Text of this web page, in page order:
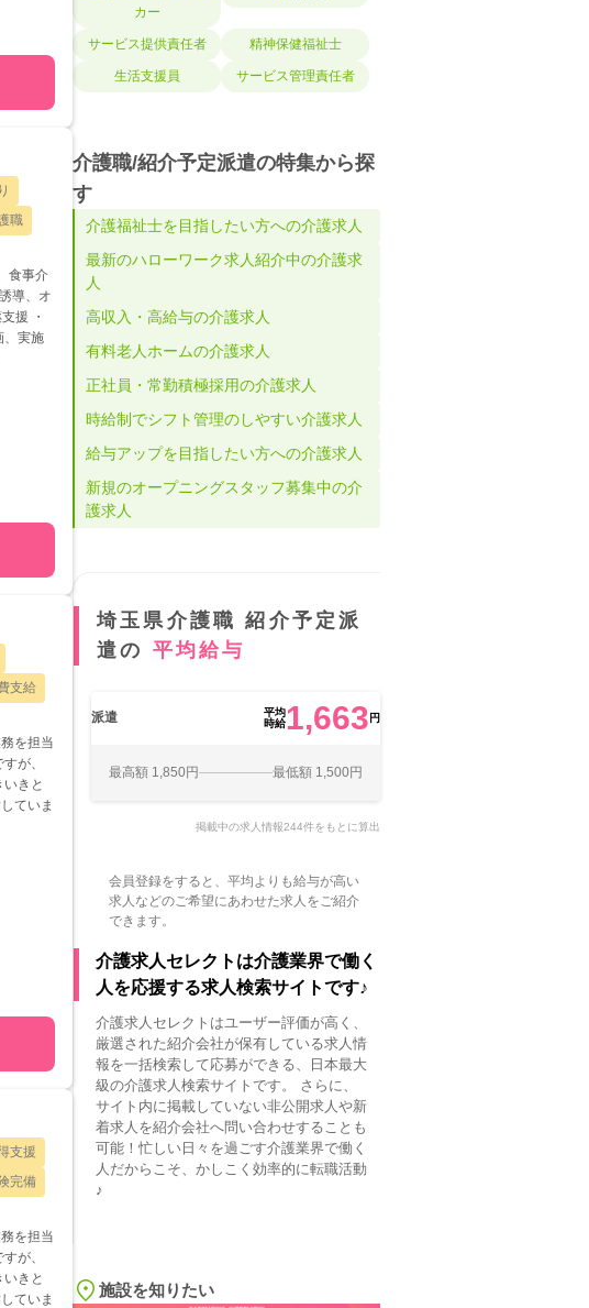
職
食事介
導、オ
援 ・
、実施
支給
を担当
が、
きと
ていま
支援
完備
を担当
が、
きと
ていま
カー
サービス提供責任者 精神保健福祉士
生活支援員 サービス管理責任者
介護職/紹介予定派遣の特集から探
す
介護福祉士を目指したい方への介護求人
最新のハローワーク求人紹介中の介護求
人
高収入・高給与の介護求人
有料老人ホームの介護求人
正社員・常勤積極採用の介護求人
時給制でシフト管理のしやすい介護求人
給与アップを目指したい方への介護求人
新規のオープニングスタッフ募集中の介
護求人
埼玉県介護職 紹介予定派
遣の 平均給与
派遣
平均
時給1,663 円
最高額 1,850円 最低額 1,500円
掲載中の求人情報244件をもとに算出
会員登録をすると、平均よりも給与が高い
求人などのご希望にあわせた求人をご紹介
できます。
介護求人セレクトは介護業界で働く
人を応援する求人検索サイトです♪
介護求人セレクトはユーザー評価が高く、
厳選された紹介会社が保有している求人情
報を一括検索して応募ができる、日本最大
級の介護求人検索サイトです。 さらに、
サイト内に掲載していない非公開求人や新
着求人を紹介会社へ問い合わせすることも
可能！忙しい日々を過ごす介護業界で働く
人だからこそ、かしこく効率的に転職活動
♪
施設を知りたい